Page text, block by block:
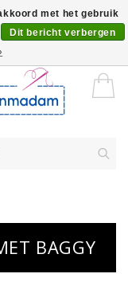
verkocht per 10 cm.
BAGGY
met het gebruik
Dit bericht verbergen